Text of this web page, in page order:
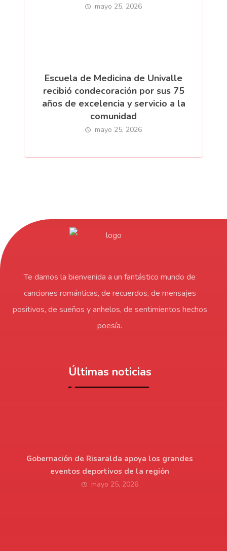
mayo 25, 2026
Escuela de Medicina de Univalle
recibió condecoración por sus 75
años de excelencia y servicio a la
comunidad
mayo 25, 2026
Te damos la bienvenida a un fantástico mundo de
canciones románticas, de recuerdos, de mensajes
positivos, de sueños y anhelos, de sentimientos hechos
poesía.
Últimas noticias
Gobernación de Risaralda apoya los grandes
eventos deportivos de la región
mayo 25, 2026